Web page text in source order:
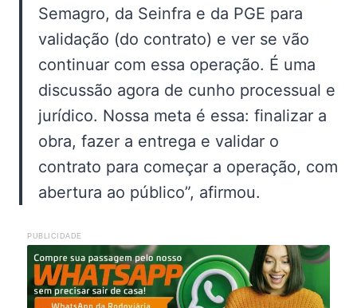
Semagro, da Seinfra e da PGE para
validação (do contrato) e ver se vão
continuar com essa operação. É uma
discussão agora de cunho processual e
jurídico. Nossa meta é essa: finalizar a
obra, fazer a entrega e validar o
contrato para começar a operação, com
abertura ao público”, afirmou.
PUBLICIDADE